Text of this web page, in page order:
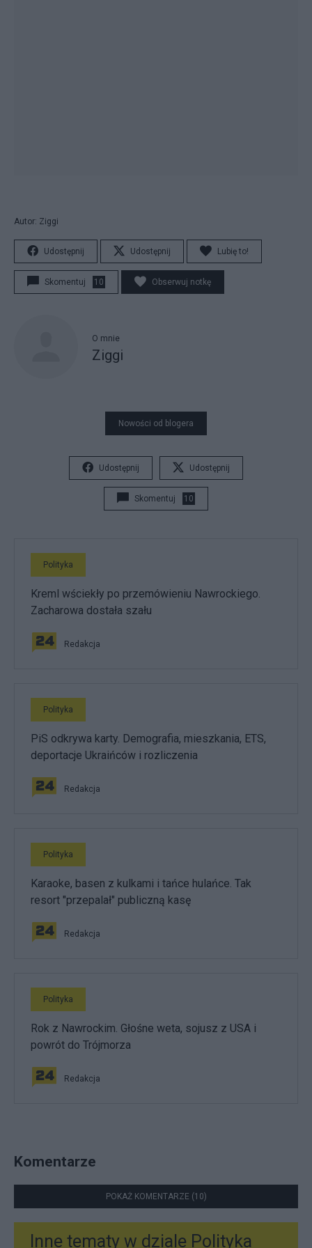
Autor: Ziggi
Udostępnij Udostępnij Lubię to!
Skomentuj 10 Obserwuj notkę
O mnie
Ziggi
Nowości od blogera
Udostępnij Udostępnij
Skomentuj 10
Polityka
Kreml wściekły po przemówieniu Nawrockiego.
Zacharowa dostała szału
Redakcja
Polityka
PiS odkrywa karty. Demografia, mieszkania, ETS,
deportacje Ukraińców i rozliczenia
Redakcja
Polityka
Karaoke, basen z kulkami i tańce hulańce. Tak
resort "przepalał" publiczną kasę
Redakcja
Polityka
Rok z Nawrockim. Głośne weta, sojusz z USA i
powrót do Trójmorza
Redakcja
Komentarze
POKAŻ KOMENTARZE (10)
Inne tematy w dziale Polityka